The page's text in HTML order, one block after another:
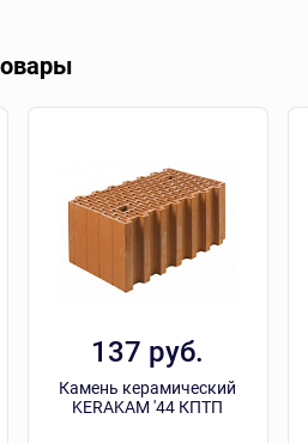
137 руб.
Камень керамический
KERAKAM '44 КПТП